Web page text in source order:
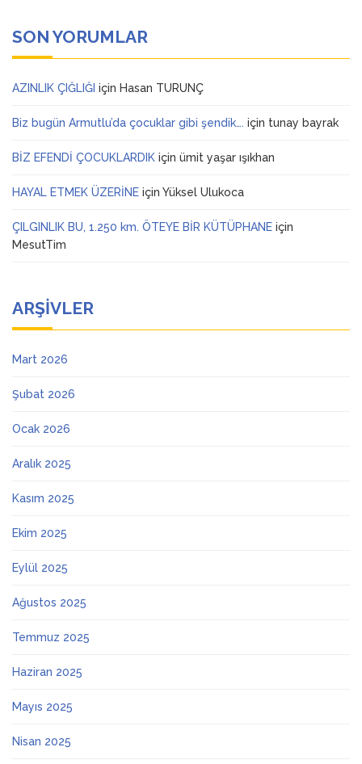
SON YORUMLAR
AZINLIK ÇIĞLIĞI için Hasan TURUNÇ
Biz bugün Armutlu’da çocuklar gibi şendik…. için tunay bayrak
BİZ EFENDİ ÇOCUKLARDIK için ümit yaşar ışıkhan
HAYAL ETMEK ÜZERİNE için Yüksel Ulukoca
ÇILGINLIK BU, 1.250 km. ÖTEYE BİR KÜTÜPHANE için
MesutTim
ARŞIVLER
Mart 2026
Şubat 2026
Ocak 2026
Aralık 2025
Kasım 2025
Ekim 2025
Eylül 2025
Ağustos 2025
Temmuz 2025
Haziran 2025
Mayıs 2025
Nisan 2025